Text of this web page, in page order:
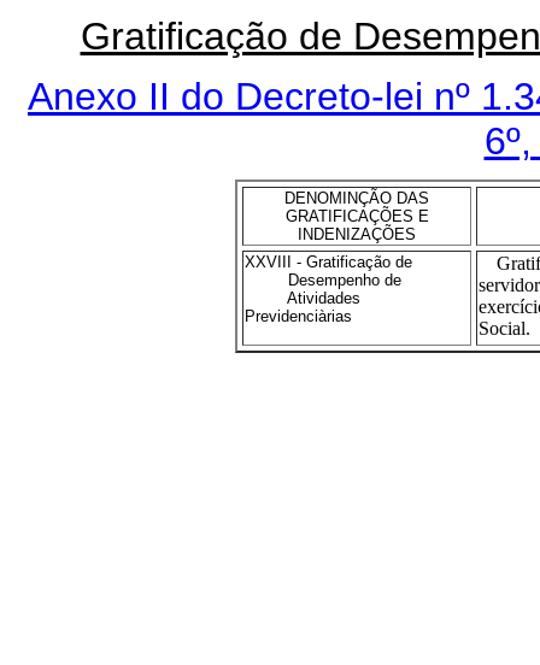
Gratificação de
Anexo II do Decreto-lei nº
DENOMINÇÃO DAS
GRATIFICAÇÕES E
INDENIZAÇÕES
XXVIII - Gratificação de
Desempenho de
Atividades
Previdenciàrias
Social.